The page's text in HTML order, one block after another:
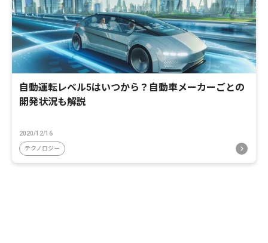
自動運転レベル5はいつから？自動車メーカーごとの
開発状況も解説
2020/12/16
テクノロジー